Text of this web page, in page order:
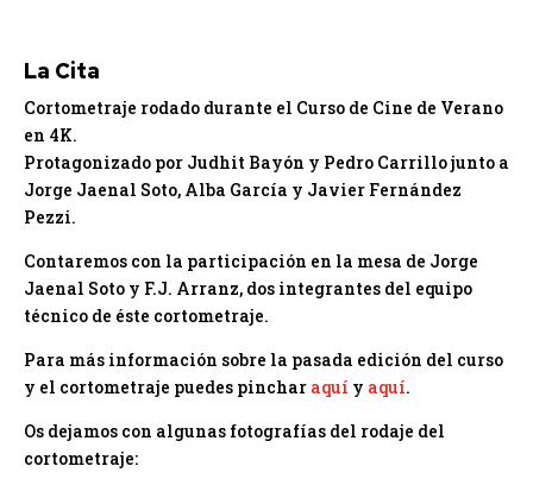
La Cita
Cortometraje rodado durante el Curso de Cine de Verano
en 4K.
Protagonizado por Judhit Bayón y Pedro Carrillo junto a
Jorge Jaenal Soto, Alba García y Javier Fernández
Pezzi.
Contaremos con la participación en la mesa de Jorge
Jaenal Soto y F.J. Arranz, dos integrantes del equipo
técnico de éste cortometraje.
Para más información sobre la pasada edición del curso
y el cortometraje puedes pinchar aquí y aquí.
Os dejamos con algunas fotografías del rodaje del
cortometraje: